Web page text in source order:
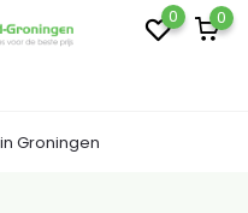
0 0
in Groningen